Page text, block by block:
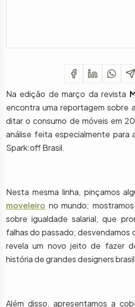
Na edição de março da revista
encontra uma reportagem sobre
ditar o consumo de móveis em
análise feita especialmente para
Spark:off Brasil.
Nesta mesma linha, pinçamos
moveleiro no mundo;
sobre igualdade salarial, que
falhas do passado; desvendamos
revela um novo jeito de fazer
história de grandes designers
Além disso, apresentamos a